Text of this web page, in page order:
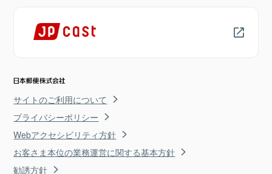
サイトのご利用について
プライバシーポリシー
Webアクセシビリティ方針
お客さま本位の業務運営に関する基本方針
勧誘方針